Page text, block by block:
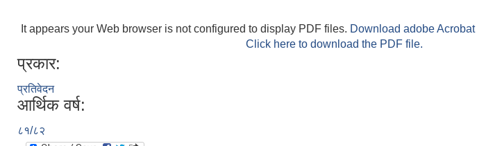
It appears your Web browser is not configured to display PDF files. Download adobe Acrobat
Click here to download the PDF file.
प्रकार:
प्रतिवेदन
आर्थिक वर्ष:
८१/८२